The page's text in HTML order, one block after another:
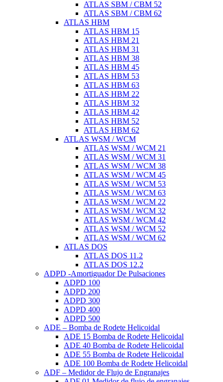
ATLAS SBM / CBM 52
ATLAS SBM / CBM 62
ATLAS HBM
ATLAS HBM 15
ATLAS HBM 21
ATLAS HBM 31
ATLAS HBM 38
ATLAS HBM 45
ATLAS HBM 53
ATLAS HBM 63
ATLAS HBM 22
ATLAS HBM 32
ATLAS HBM 42
ATLAS HBM 52
ATLAS HBM 62
ATLAS WSM / WCM
ATLAS WSM / WCM 21
ATLAS WSM / WCM 31
ATLAS WSM / WCM 38
ATLAS WSM / WCM 45
ATLAS WSM / WCM 53
ATLAS WSM / WCM 63
ATLAS WSM / WCM 22
ATLAS WSM / WCM 32
ATLAS WSM / WCM 42
ATLAS WSM / WCM 52
ATLAS WSM / WCM 62
ATLAS DOS
ATLAS DOS 11.2
ATLAS DOS 12.2
ADPD -Amortiguador De Pulsaciones
ADPD 100
ADPD 200
ADPD 300
ADPD 400
ADPD 500
ADE – Bomba de Rodete Helicoidal
ADE 15 Bomba de Rodete Helicoidal
ADE 40 Bomba de Rodete Helicoidal
ADE 55 Bomba de Rodete Helicoidal
ADE 100 Bomba de Rodete Helicoidal
ADF – Medidor de Flujo de Engranajes